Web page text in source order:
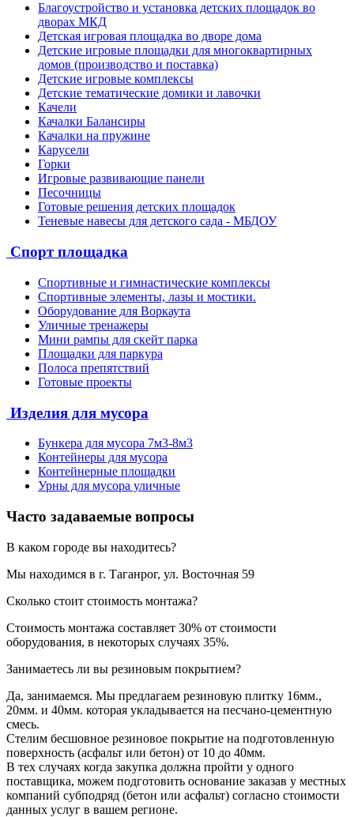
Благоустройство и установка детских площадок во
дворах МКД
Детская игровая площадка во дворе дома
Детские игровые площадки для многоквартирных
домов (производство и поставка)
Детские игровые комплексы
Детские тематические домики и лавочки
Качели
Качалки Балансиры
Качалки на пружине
Карусели
Горки
Игровые развивающие панели
Песочницы
Готовые решения детских площадок
Теневые навесы для детского сада - МБДОУ
Спорт площадка
Спортивные и гимнастические комплексы
Спортивные элементы, лазы и мостики.
Оборудование для Воркаута
Уличные тренажеры
Мини рампы для скейт парка
Площадки для паркура
Полоса препятствий
Готовые проекты
Изделия для мусора
Бункера для мусора 7м3-8м3
Контейнеры для мусора
Контейнерные площадки
Урны для мусора уличные
Часто задаваемые вопросы
В каком городе вы находитесь?
Мы находимся в г. Таганрог, ул. Восточная 59
Сколько стоит стоимость монтажа?
Стоимость монтажа составляет 30% от стоимости
оборудования, в некоторых случаях 35%.
Занимаетесь ли вы резиновым покрытием?
Да, занимаемся. Мы предлагаем резиновую плитку 16мм.,
20мм. и 40мм. которая укладывается на песчано-цементную
смесь.
Стелим бесшовное резиновое покрытие на подготовленную
поверхность (асфальт или бетон) от 10 до 40мм.
В тех случаях когда закупка должна пройти у одного
поставщика, можем подготовить основание заказав у местных
компаний субподряд (бетон или асфальт) согласно стоимости
данных услуг в вашем регионе.